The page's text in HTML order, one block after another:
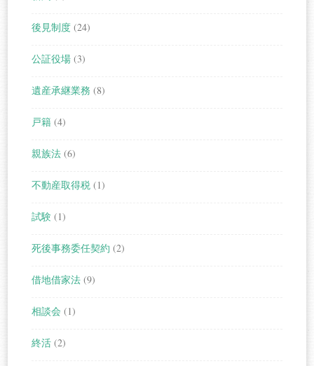
後見制度 (24)
公証役場 (3)
遺産承継業務 (8)
戸籍 (4)
親族法 (6)
不動産取得税 (1)
試験 (1)
死後事務委任契約 (2)
借地借家法 (9)
相談会 (1)
終活 (2)